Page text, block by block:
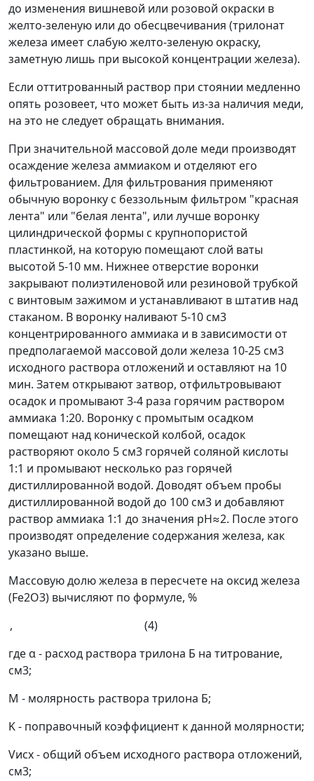
до изменения вишневой или розовой окраски в
желто-зеленую или до обесцвечивания (трилонат
железа имеет слабую желто-зеленую окраску,
заметную лишь при высокой концентрации железа).
Если оттитрованный раствор при стоянии медленно
опять розовеет, что может быть из-за наличия меди,
на это не следует обращать внимания.
При значительной массовой доле меди производят
осаждение железа аммиаком и отделяют его
фильтрованием. Для фильтрования применяют
обычную воронку с беззольным фильтром "красная
лента" или "белая лента", или лучше воронку
цилиндрической формы с крупнопористой
пластинкой, на которую помещают слой ваты
высотой 5-10 мм. Нижнее отверстие воронки
закрывают полиэтиленовой или резиновой трубкой
с винтовым зажимом и устанавливают в штатив над
стаканом. В воронку наливают 5-10 см3
концентрированного аммиака и в зависимости от
предполагаемой массовой доли железа 10-25 см3
исходного раствора отложений и оставляют на 10
мин. Затем открывают затвор, отфильтровывают
осадок и промывают 3-4 раза горячим раствором
аммиака 1:20. Воронку с промытым осадком
помещают над конической колбой, осадок
растворяют около 5 см3 горячей соляной кислоты
1:1 и промывают несколько раз горячей
дистиллированной водой. Доводят объем пробы
дистиллированной водой до 100 см3 и добавляют
раствор аммиака 1:1 до значения рН≈2. После этого
производят определение содержания железа, как
указано выше.
Массовую долю железа в пересчете на оксид железа
(Fe2O3) вычисляют по формуле, %
, (4)
гдеα- расход раствора трилона Б на титрование,
см3;
M - молярность раствора трилона Б;
K- поправочный коэффициент к данной молярности;
Vисх- общий объем исходного раствора отложений,
см3;